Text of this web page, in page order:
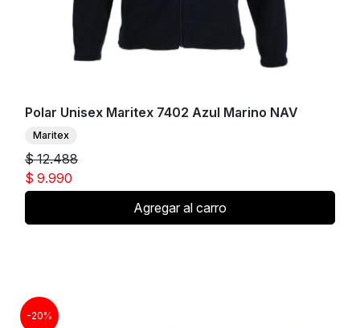
Polar Unisex Maritex 7402 Azul Marino NAV
Maritex
$ 12.488
$ 9.990
Agregar al carro
-20%